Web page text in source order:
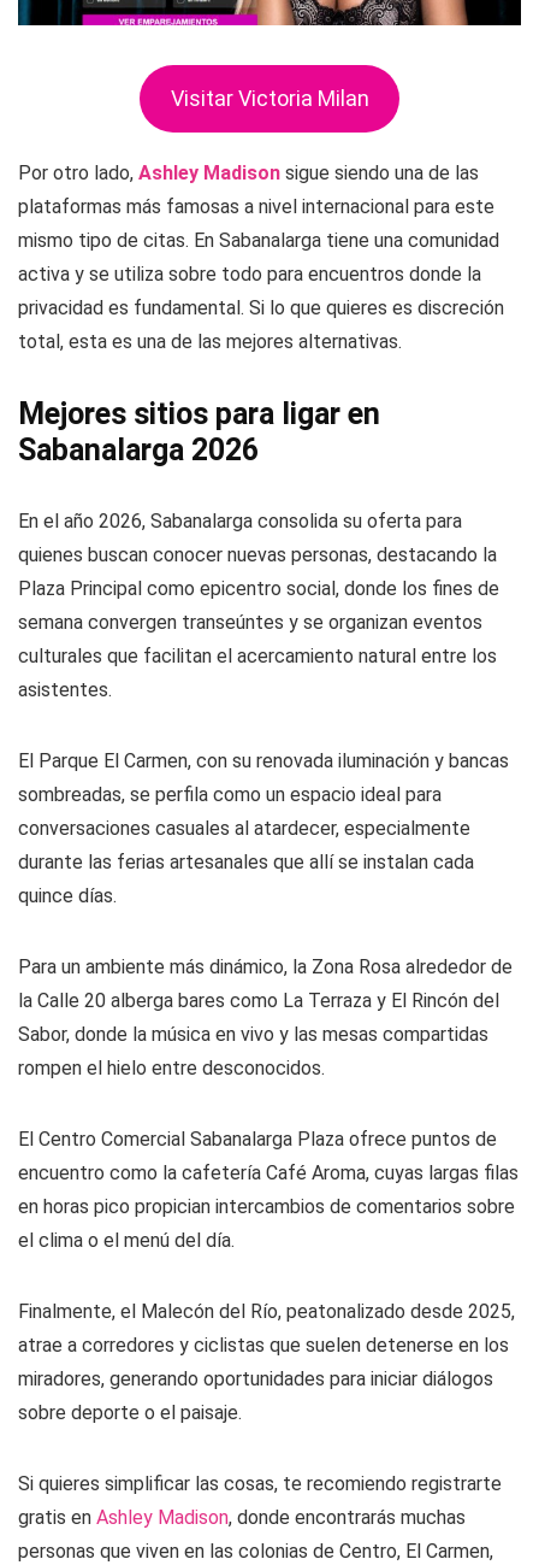
Visitar Victoria Milan
Por otro lado, Ashley Madison sigue siendo una de las
plataformas más famosas a nivel internacional para este
mismo tipo de citas. En Sabanalarga tiene una comunidad
activa y se utiliza sobre todo para encuentros donde la
privacidad es fundamental. Si lo que quieres es discreción
total, esta es una de las mejores alternativas.
Mejores sitios para ligar en
Sabanalarga 2026
En el año 2026, Sabanalarga consolida su oferta para
quienes buscan conocer nuevas personas, destacando la
Plaza Principal como epicentro social, donde los fines de
semana convergen transeúntes y se organizan eventos
culturales que facilitan el acercamiento natural entre los
asistentes.
El Parque El Carmen, con su renovada iluminación y bancas
sombreadas, se perfila como un espacio ideal para
conversaciones casuales al atardecer, especialmente
durante las ferias artesanales que allí se instalan cada
quince días.
Para un ambiente más dinámico, la Zona Rosa alrededor de
la Calle 20 alberga bares como La Terraza y El Rincón del
Sabor, donde la música en vivo y las mesas compartidas
rompen el hielo entre desconocidos.
El Centro Comercial Sabanalarga Plaza ofrece puntos de
encuentro como la cafetería Café Aroma, cuyas largas filas
en horas pico propician intercambios de comentarios sobre
el clima o el menú del día.
Finalmente, el Malecón del Río, peatonalizado desde 2025,
atrae a corredores y ciclistas que suelen detenerse en los
miradores, generando oportunidades para iniciar diálogos
sobre deporte o el paisaje.
Si quieres simplificar las cosas, te recomiendo registrarte
gratis en Ashley Madison, donde encontrarás muchas
personas que viven en las colonias de Centro, El Carmen,